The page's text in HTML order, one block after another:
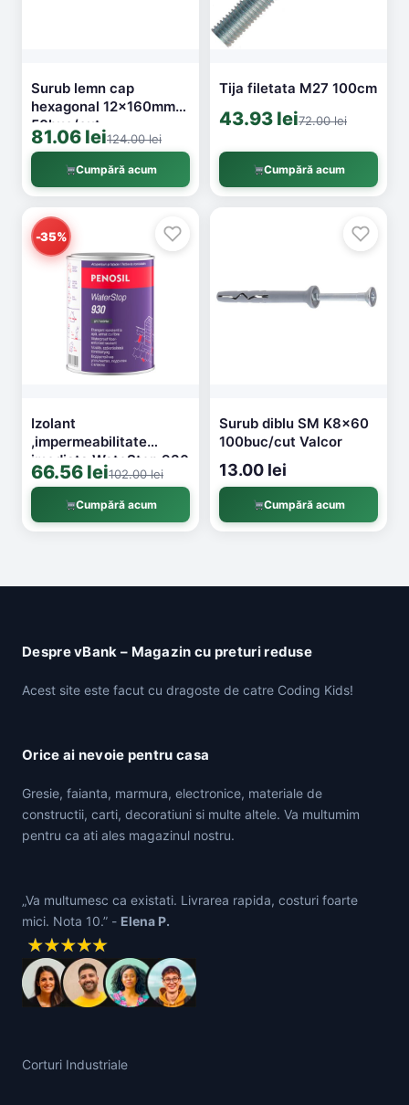
Surub lemn cap
hexagonal 12x160mm
50buc/cut
81.06 lei124.00 lei
Cumpără acum
Tija filetata M27 100cm
43.93 lei72.00 lei
Cumpără acum
-35%
Izolant
,impermeabilitate
imediata WateStop 930
1l Penosil H4798
66.56 lei102.00 lei
Cumpără acum
Surub diblu SM K8x60
100buc/cut Valcor
13.00 lei
Cumpără acum
Despre vBank – Magazin cu preturi reduse
Acest site este facut cu dragoste de catre Coding Kids!
Orice ai nevoie pentru casa
Gresie, faianta, marmura, electronice, materiale de
constructii, carti, decoratiuni si multe altele. Va multumim
pentru ca ati ales magazinul nostru.
„Va multumesc ca existati. Livrarea rapida, costuri foarte
mici. Nota 10.” - Elena P.
Corturi Industriale